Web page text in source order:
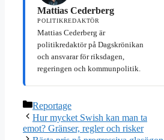
Mattias Cederberg
POLITIKREDAKTÖR
Mattias Cederberg är
politikredaktör på Dagskrönikan
och ansvarar för riksdagen,
regeringen och kommunpolitik.
Kategorier
Reportage
Hur mycket Swish kan man ta
emot? Gränser, regler och risker